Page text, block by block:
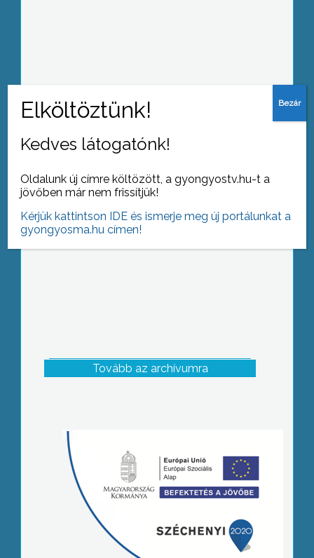
Gyöngyösön
Tovább az archívumra
Kedves látogatónk!
Oldalunk új címre költözött, a gyongyostv.hu-t a
jövőben már nem frissítjük!
Kérjük kattintson IDE és ismerje meg új portálunkat a
gyongyosma.hu címen!